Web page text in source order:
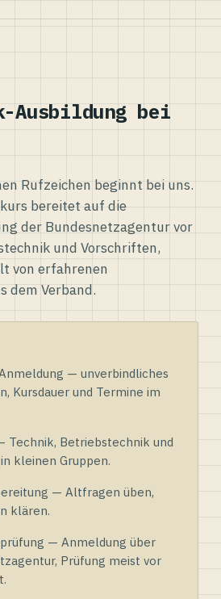
Ausbildung bei
Rufzeichen beginnt bei uns.
bereitet auf die
der Bundesnetzagentur vor
und Vorschriften,
von erfahrenen
dem Verband.
— unverbindliches
Kursdauer und Termine im
Technik, Betriebstechnik und
kleinen Gruppen.
— Altfragen üben,
klären.
— Anmeldung über
Prüfung meist vor